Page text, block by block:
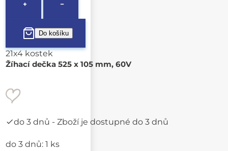
+ −
21x4 kostek
Žíhací dečka 525 x 105 mm, 60V
do 3 dnů - Zboží je dostupné do 3 dnů
do 3 dnů: 1 ks